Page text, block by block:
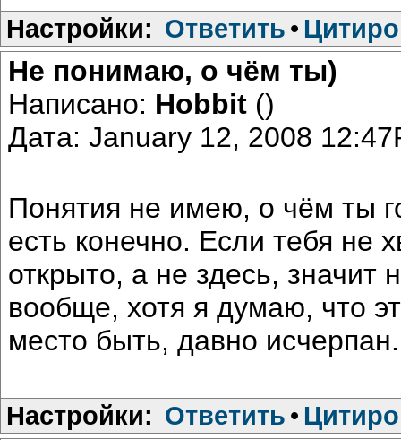
Настройки: Ответить •
Не понимаю, о чём ты)
Написано: Hobbit ()
Дата: January 12, 2008
Понятия не имею, о чём ты
есть конечно. Если тебя не
открыто, а не здесь, значит
вообще, хотя я думаю, что
место быть, давно исчерпан.
Настройки: Ответить •